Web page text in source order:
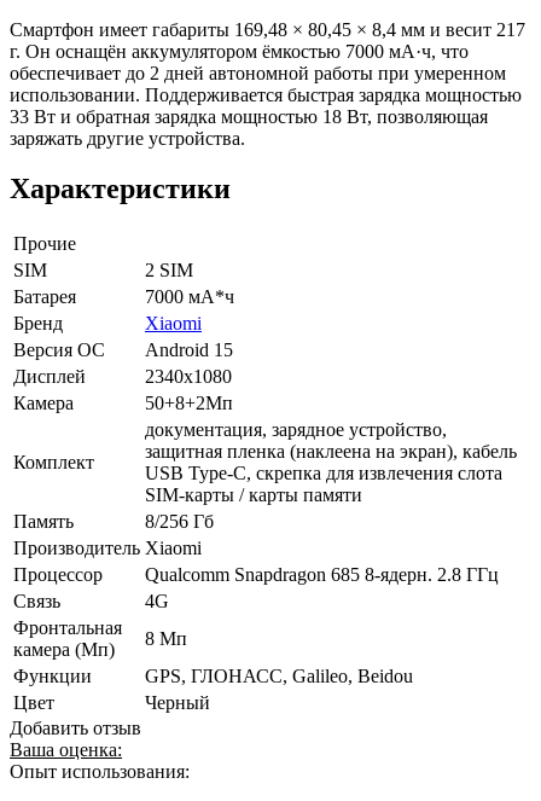
Смартфон имеет габариты 169,48 × 80,45 × 8,4 мм и весит 217
г. Он оснащён аккумулятором ёмкостью 7000 мА·ч, что
обеспечивает до 2 дней автономной работы при умеренном
использовании. Поддерживается быстрая зарядка мощностью
33 Вт и обратная зарядка мощностью 18 Вт, позволяющая
заряжать другие устройства.
Характеристики
Прочие
SIM
2 SIM
Батарея
7000 мА*ч
Бренд
Xiaomi
Версия ОС
Android 15
Дисплей
2340x1080
Камера
50+8+2Мп
Комплект
документация, зарядное устройство,
защитная пленка (наклеена на экран), кабель
USB Type-C, скрепка для извлечения слота
SIM-карты / карты памяти
Память
8/256 Гб
Производитель Xiaomi
Процессор
Qualcomm Snapdragon 685 8-ядерн. 2.8 ГГц
Связь
4G
Фронтальная
камера (Мп)
8 Мп
Функции
GPS, ГЛОНАСС, Galileo, Beidou
Цвет
Черный
Добавить отзыв
Ваша оценка:
Опыт использования: